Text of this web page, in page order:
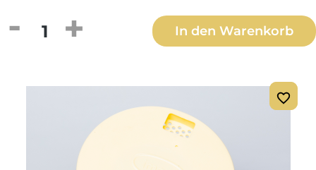
Produkt Anzahl: Gib den gewünschten
In den Warenkorb